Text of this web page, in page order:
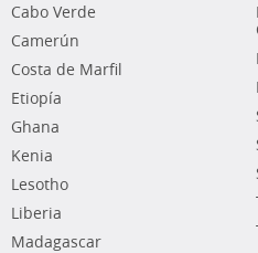
Cabo Verde
Camerún
Costa de Marfil
Etiopía
Ghana
Kenia
Lesotho
Liberia
Madagascar